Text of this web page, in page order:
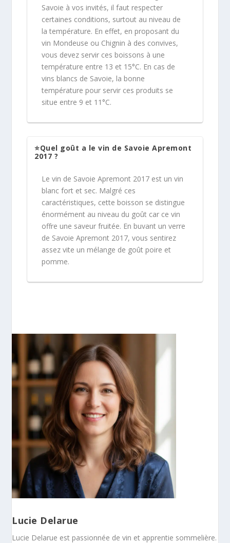
Savoie à vos invités, il faut respecter
certaines conditions, surtout au niveau de
la température. En effet, en proposant du
vin Mondeuse ou Chignin à des convives,
vous devez servir ces boissons à une
température entre 13 et 15°C. En cas de
vins blancs de Savoie, la bonne
température pour servir ces produits se
situe entre 9 et 11°C.
⭐Quel goût a le vin de Savoie Apremont
2017 ?
Le vin de Savoie Apremont 2017 est un vin
blanc fort et sec. Malgré ces
caractéristiques, cette boisson se distingue
énormément au niveau du goût car ce vin
offre une saveur fruitée. En buvant un verre
de Savoie Apremont 2017, vous sentirez
assez vite un mélange de goût poire et
pomme.
Lucie Delarue
Lucie Delarue est passionnée de vin et apprentie sommelière.